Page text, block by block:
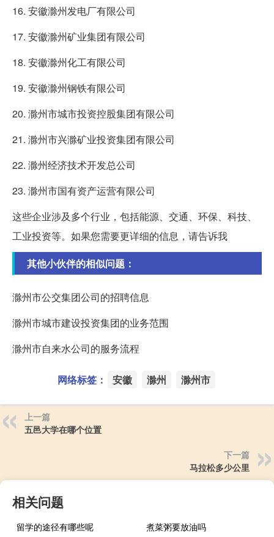
16. 安徽滁州发电厂有限公司
17. 安徽滁州矿业集团有限公司
18. 安徽滁州化工有限公司
19. 安徽滁州钢铁有限公司
20. 滁州市城市投资控股集团有限公司
21. 滁州市兴滁矿业投资集团有限公司
22. 滁州经济技术开发总公司
23. 滁州市国有资产运营有限公司
这些企业涉及多个行业，包括能源、交通、环保、科技、
工业投资等。如果您需要更详细的信息，请告诉我
其他小伙伴的相似问题：
滁州市公交集团公司的招聘信息
滁州市城市建设投资集团的业务范围
滁州市自来水公司的服务流程
网络标签： 安徽 滁州 滁州市
上一篇
五邑大学在哪个位置
下一篇
马拉松多少公里
相关问题
留学的途径有哪些呢 煮菜粥要放油吗